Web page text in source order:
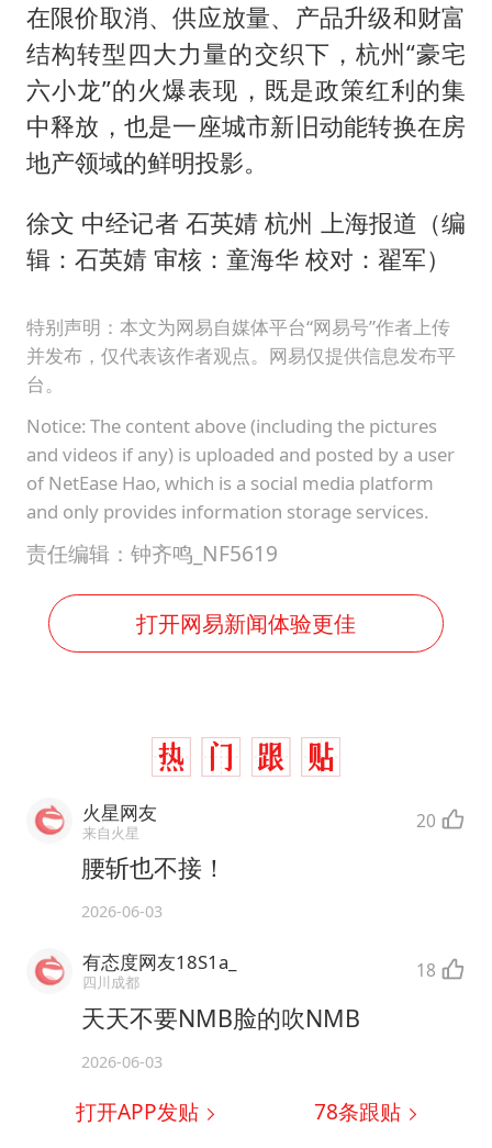
在限价取消、供应放量、产品升级和财富
结构转型四大力量的交织下，杭州“豪宅
六小龙”的火爆表现，既是政策红利的集
中释放，也是一座城市新旧动能转换在房
地产领域的鲜明投影。
徐文 中经记者 石英婧 杭州 上海报道（编
辑：石英婧 审核：童海华 校对：翟军）
特别声明：本文为网易自媒体平台“网易号”作者上传
并发布，仅代表该作者观点。网易仅提供信息发布平
台。
Notice: The content above (including the pictures
and videos if any) is uploaded and posted by a user
of NetEase Hao, which is a social media platform
and only provides information storage services.
责任编辑：钟齐鸣_NF5619
打开网易新闻体验更佳
火星网友
来自火星 20
腰斩也不接！
2026-06-03
有态度网友18S1a_
四川成都 18
天天不要NMB脸的吹NMB
2026-06-03
打开APP发贴 78条跟贴